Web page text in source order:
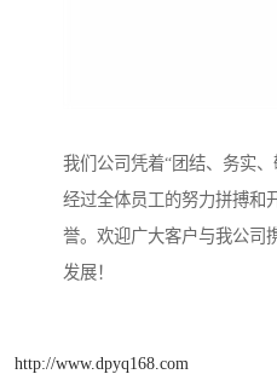
我们公司凭着“团结、务实、
经过全体员工的努力拼搏和
誉。欢迎广大客户与我公司
发展！
http://www.dpyq168.com